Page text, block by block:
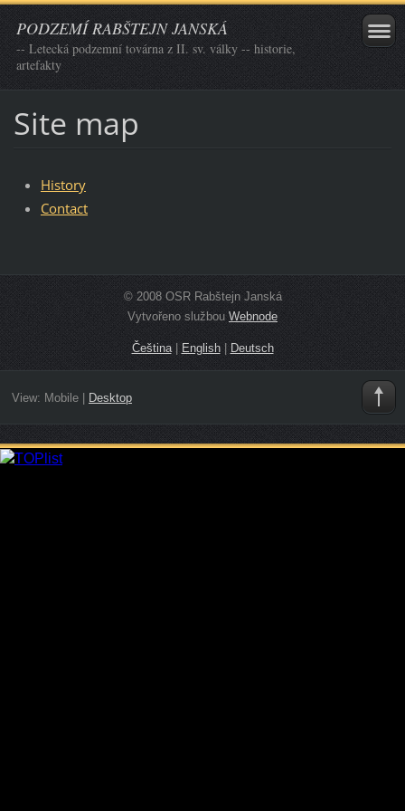
PODZEMÍ RABŠTEJN JANSKÁ
-- Letecká podzemní továrna z II. sv. války -- historie,
artefakty
Site map
History
Contact
© 2008 OSR Rabštejn Janská
Vytvořeno službou Webnode
Čeština| English| Deutsch
View: Mobile| Desktop